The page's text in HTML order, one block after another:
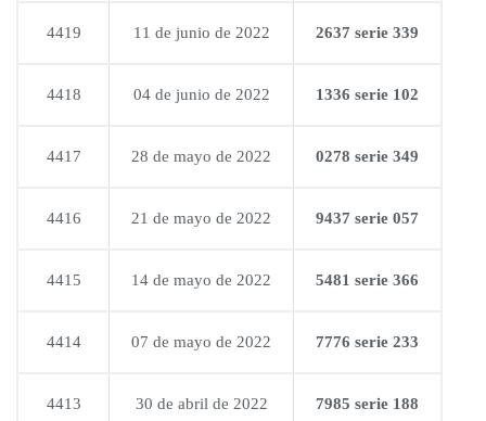
4419 11 de junio de 2022 2637 serie 339
4418 04 de junio de 2022 1336 serie 102
4417 28 de mayo de 2022 0278 serie 349
4416 21 de mayo de 2022 9437 serie 057
4415 14 de mayo de 2022 5481 serie 366
4414 07 de mayo de 2022 7776 serie 233
4413 30 de abril de 2022 7985 serie 188